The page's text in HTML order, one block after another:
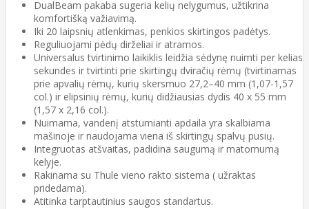
DualBeam pakaba sugeria kelių nelygumus, užtikrina
komfortišką važiavimą.
Iki 20 laipsnių atlenkimas, penkios skirtingos padėtys.
Reguliuojami pėdų dirželiai ir atramos.
Universalus tvirtinimo laikiklis leidžia sėdynę nuimti per kelias
sekundes ir tvirtinti prie skirtingų dviračių rėmų (tvirtinamas
prie apvalių rėmų, kurių skersmuo 27,2–40 mm (1,07-1,57
col.) ir elipsinių rėmų, kurių didžiausias dydis 40 x 55 mm
(1,57 x 2,16 col.).
Nuimama, vandenį atstumianti apdaila yra skalbiama
mašinoje ir naudojama viena iš skirtingų spalvų pusių.
Integruotas atšvaitas, padidina saugumą ir matomumą
kelyje.
Rakinama su Thule vieno rakto sistema ( užraktas
pridedama).
Atitinka tarptautinius saugos standartus.